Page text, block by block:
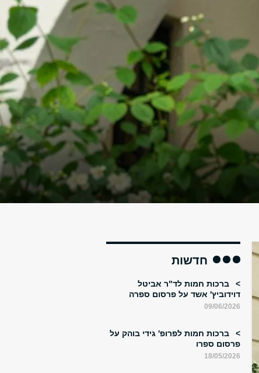
חדשות
ברכות חמות לד"ר אביטל
דוידוביץ' אשד על פרסום ספרה
09/06/2026
ברכות חמות לפרופ' גידי בוהק על
פרסום ספרו
18/05/2026